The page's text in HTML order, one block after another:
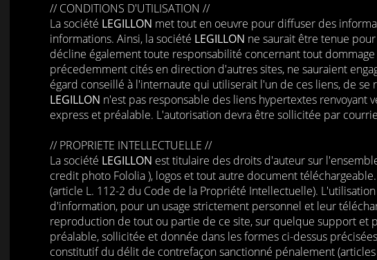
// CONDITIONS D'UTILISATION //
La société LEGILLON met tout en oeuvre pour diffuser des
informations. Ainsi, la société LEGILLON ne saurait être tenue
décline également toute responsabilité concernant tout
précedemment cités en direction d'autres sites, ne sauraient
égard conseillé à l'internaute qui utiliserait l'un de ces liens, de
LEGILLON n'est pas responsable des liens hypertextes
express et préalable. L'autorisation devra être sollicitée par
// PROPRIETE INTELLECTUELLE //
La société LEGILLON est titulaire des droits d'auteur sur
credit photo Fololia ), logos et tout autre document
(article L. 112-2 du Code de la Propriété Intellectuelle).
d'information, pour un usage strictement personnel et leur
reproduction de tout ou partie de ce site, sur quelque support
préalable, sollicitée et donnée dans les formes ci-dessus
constitutif du délit de contrefaçon sanctionné pénalement